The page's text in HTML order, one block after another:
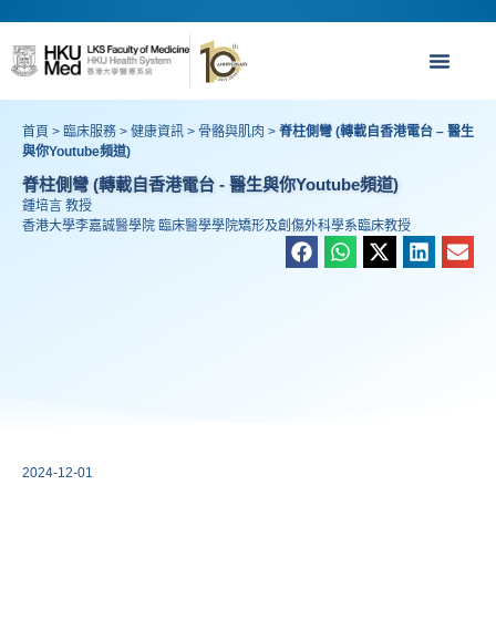
首頁 > 臨床服務 > 健康資訊 > 骨骼與肌肉 > 脊柱側彎 (轉載自香港電台 – 醫生
與你Youtube頻道)
脊柱側彎 (轉載自香港電台 - 醫生與你Youtube頻道)
鍾培言 教授
香港大學李嘉誠醫學院 臨床醫學學院矯形及創傷外科學系臨床教授
2024-12-01